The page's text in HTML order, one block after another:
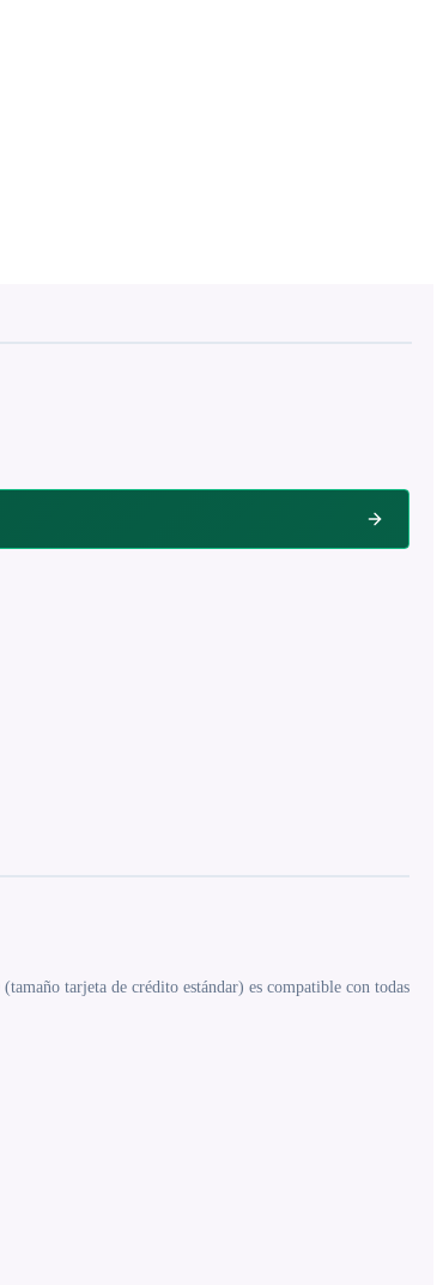
tarjeta de crédito estándar) es compatible con todas